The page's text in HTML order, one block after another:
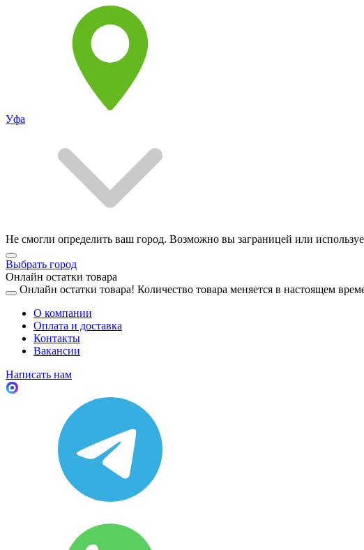
Уфа
Не смогли определить ваш город. Возможно вы заграницей или
Выбрать город
Онлайн остатки товара
Онлайн остатки товара! Количество товара меняется в настоящем
О компании
Оплата и доставка
Контакты
Вакансии
Написать нам